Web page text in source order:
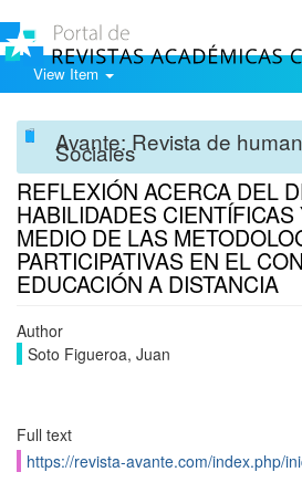
View Item
Avante: Revista de
Sociales
REFLEXIÓN ACERCA DEL
HABILIDADES
MEDIO DE LAS
PARTICIPATIVAS EN EL
EDUCACIÓN A DISTANCIA
Author
Soto Figueroa, Juan
Full text
https://revista-avante.com/index.php/